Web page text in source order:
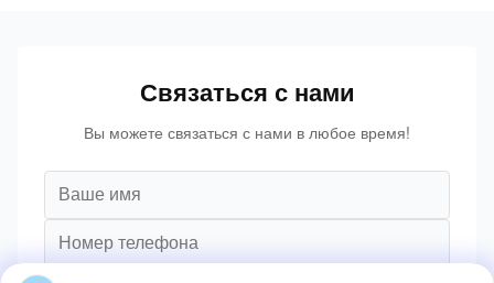
Связаться с нами
Вы можете связаться с нами в любое время!